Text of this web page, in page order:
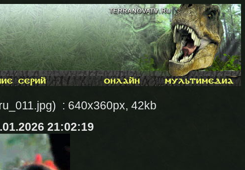
: 640x360px, 42kb
21:02:19